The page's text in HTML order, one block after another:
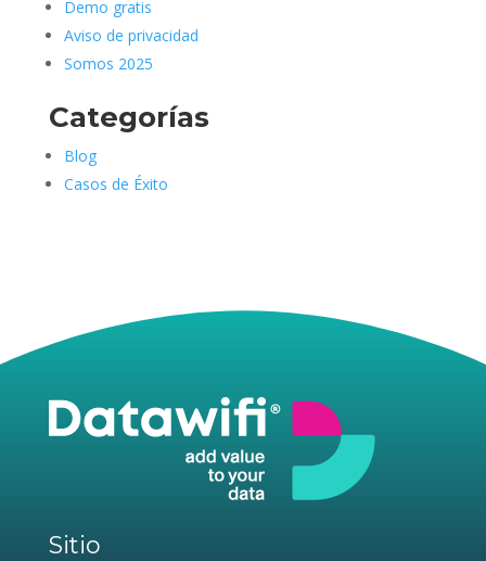
Demo gratis
Aviso de privacidad
Somos 2025
Categorías
Blog
Casos de Éxito
Sitio